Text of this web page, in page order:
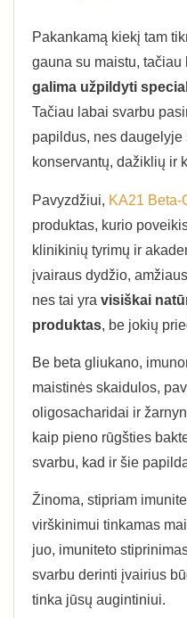
Pakankamą kiekį tam
gauna su maistu, tačiau
galima užpildyti
Tačiau labai svarbu
papildus, nes
konservantų, dažiklių ir
Pavyzdžiui, KA21 Beta-
produktas, kurio
klinikinių tyrimų ir
įvairaus dydžio,
nes tai yra visiškai
produktas, be jokių
Be beta gliukano,
maistinės skaidulos,
oligosacharidai ir
kaip pieno rūgšties
svarbu, kad ir šie
Žinoma, stipriam
virškinimui tinkamas
juo, imuniteto
svarbu derinti įvairius
tinka jūsų augintiniui.